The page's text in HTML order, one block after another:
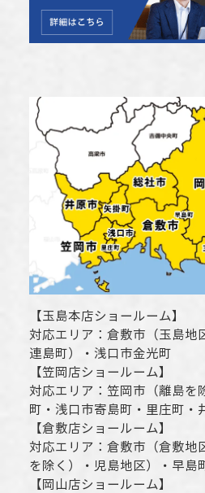
【玉島本店ショールーム】
対応エリア： 倉敷市 （玉島
連島町）・ 浅口市金光町
【笠岡店ショールーム】
対応エリア： 笠岡市（離島を
町・ 浅口市寄島町・里庄町・
【倉敷店ショールーム】
対応エリア： 倉敷市 （倉敷
を除く）・児島地区）・早島
【岡山店ショールーム】